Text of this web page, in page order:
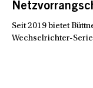
Seit 2019 bietet
Wechselrichter-